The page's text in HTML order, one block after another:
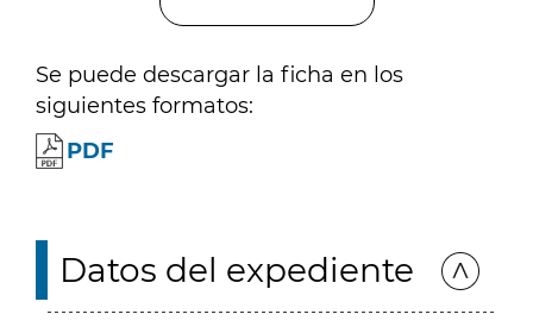
Se puede descargar la ficha en los
siguientes formatos:
PDF
Datos del expediente